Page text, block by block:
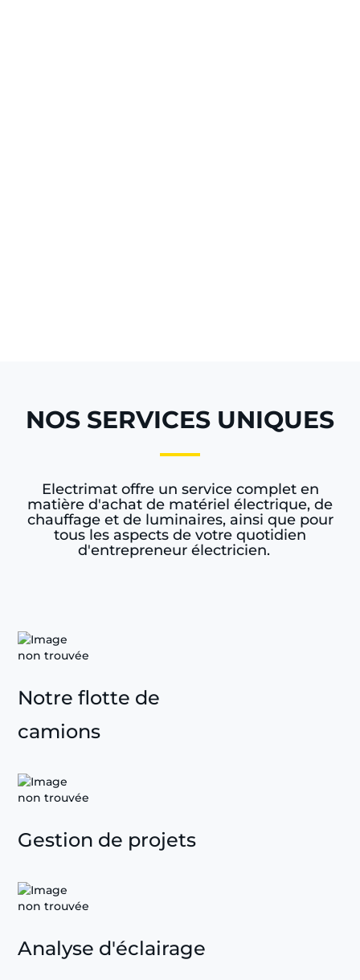
NOS SERVICES UNIQUES
Electrimat offre un service complet en
matière d'achat de matériel électrique, de
chauffage et de luminaires, ainsi que pour
tous les aspects de votre quotidien
d'entrepreneur électricien.
Notre flotte de
camions
Gestion de projets
Analyse d'éclairage